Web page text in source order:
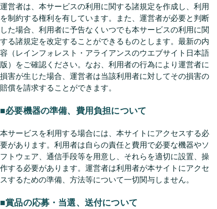
運営者は、本サービスの利用に関する諸規定を作成し、利用
を制約する権利を有しています。また、運営者が必要と判断
した場合、利用者に予告なくいつでも本サービスの利用に関
する諸規定を改定することができるものとします。最新の内
容（レインフォレスト・アライアンスのウエブサイト日本語
版）をご確認ください。なお、利用者の行為により運営者に
損害が生じた場合、運営者は当該利用者に対してその損害の
賠償を請求することができます。
■必要機器の準備、費用負担について
本サービスを利用する場合には、本サイトにアクセスする必
要があります。利用者は自らの責任と費用で必要な機器やソ
フトウェア、通信手段等を用意し、それらを適切に設置、操
作する必要があります。運営者は利用者が本サイトにアクセ
スするための準備、方法等について一切関与しません。
■賞品の応募・当選、送付について